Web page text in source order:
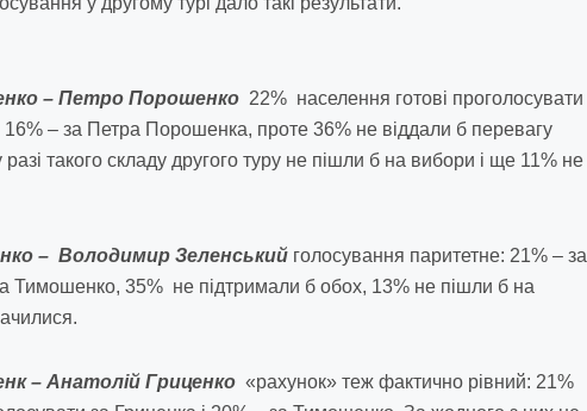
– Петро Порошенко 22% населення готові проголосувати
– за Петра Порошенка, проте 36% не віддали б перевагу
такого складу другого туру не пішли б на вибори і ще 11% не
– Володимир Зеленський голосування паритетне: 21% – за
Тимошенко, 35% не підтримали б обох, 13% не пішли б на
– Анатолій Гриценко «рахунок» теж фактично рівний: 21%